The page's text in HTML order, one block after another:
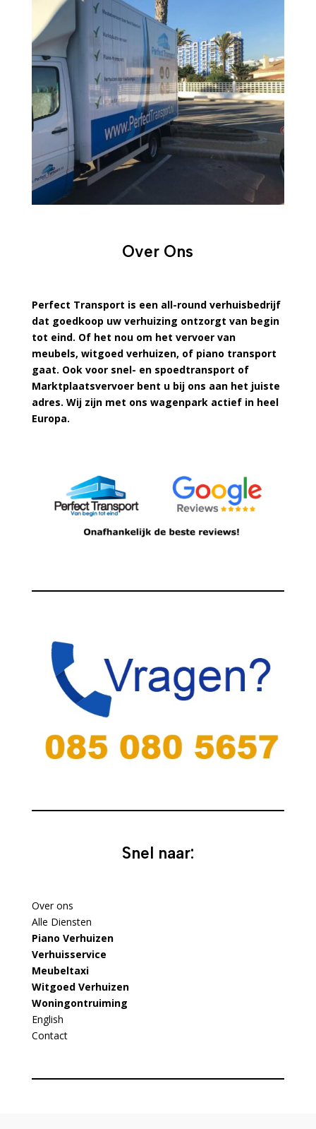
Over Ons
Perfect Transport is een all-round verhuisbedrijf
dat goedkoop uw verhuizing ontzorgt van begin
tot eind. Of het nou om het vervoer van
meubels, witgoed verhuizen, of piano transport
gaat. Ook voor snel- en spoedtransport of
Marktplaatsvervoer bent u bij ons aan het juiste
adres. Wij zijn met ons wagenpark actief in heel
Europa.
Snel naar:
Over ons
Alle Diensten
Piano Verhuizen
Verhuisservice
Meubeltaxi
Witgoed Verhuizen
Woningontruiming
English
Contact